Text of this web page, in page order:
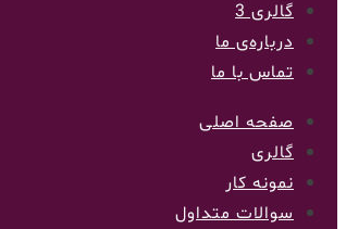
گالری 3
درباره‌ی ما
تماس با ما
صفحه اصلی
گالری
نمونه کار
سوالات متداول